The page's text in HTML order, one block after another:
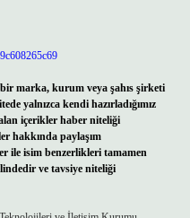
marka, kurum veya şahıs şirketi
yalnızca kendi hazırladığımız
içerikler haber niteliği
hakkında paylaşım
ile isim benzerlikleri tamamen
ve tavsiye niteliği